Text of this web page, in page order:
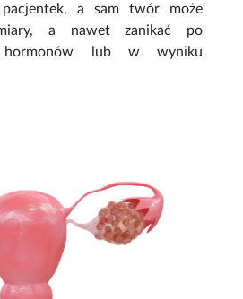
a sam twór może
a nawet zanikać po
hormonów lub w wyniku